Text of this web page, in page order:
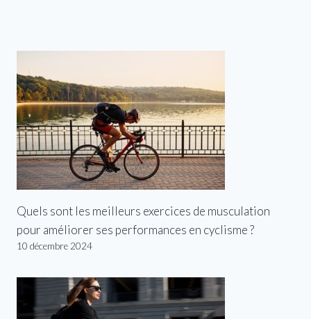
Quels sont les meilleurs exercices de musculation
pour améliorer ses performances en cyclisme ?
10 décembre 2024